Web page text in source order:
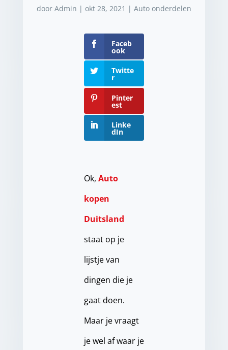
door Admin | okt 28, 2021 | Auto onderdelen
Faceb
ook
Twitte
r
Pinter
est
Linke
dIn
Ok, Auto
kopen
Duitsland
staat op je
lijstje van
dingen die je
gaat doen.
Maar je vraagt
je wel af waar je